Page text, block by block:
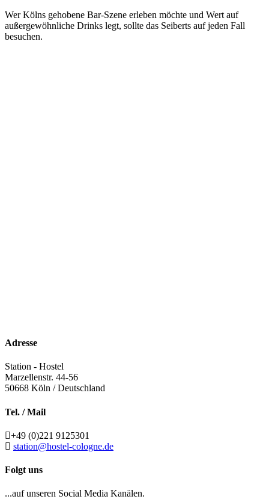
Wer Kölns gehobene Bar-Szene erleben möchte und Wert auf
außergewöhnliche Drinks legt, sollte das Seiberts auf jeden Fall
besuchen.
Adresse
Station - Hostel
Marzellenstr. 44-56
50668 Köln / Deutschland
Tel. / Mail
+49 (0)221 9125301
station@hostel-cologne.de
Folgt uns
...auf unseren Social Media Kanälen.